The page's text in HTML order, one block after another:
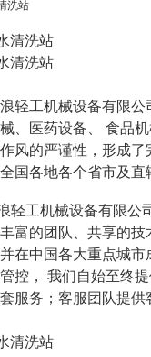
轻工机械设备有限公
、医药设备、
食品
风的严谨性，形成了
国各地各个省市及直
轻工机械设备有限
富的团队、共享的
在中国各大重点城
控，
我们自始至终
服务；客服团队提